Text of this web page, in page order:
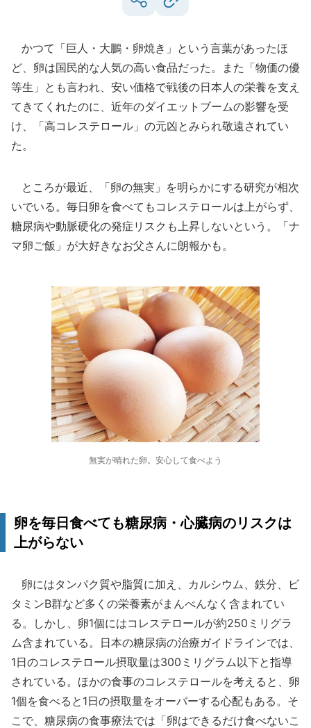
かつて「巨人・大鵬・卵焼き」という言葉があったほ
ど、卵は国民的な人気の高い食品だった。また「物価の優
等生」とも言われ、安い価格で戦後の日本人の栄養を支え
てきてくれたのに、近年のダイエットブームの影響を受
け、「高コレステロール」の元凶とみられ敬遠されてい
た。
ところが最近、「卵の無実」を明らかにする研究が相次
いでいる。毎日卵を食べてもコレステロールは上がらず、
糖尿病や動脈硬化の発症リスクも上昇しないという。「ナ
マ卵ご飯」が大好きなお父さんに朗報かも。
無実が晴れた卵。安心して食べよう
卵を毎日食べても糖尿病・心臓病のリスクは
上がらない
卵にはタンパク質や脂質に加え、カルシウム、鉄分、ビ
タミンB群など多くの栄養素がまんべんなく含まれてい
る。しかし、卵1個にはコレステロールが約250ミリグラ
ム含まれている。日本の糖尿病の治療ガイドラインでは、
1日のコレステロール摂取量は300ミリグラム以下と指導
されている。ほかの食事のコレステロールを考えると、卵
1個を食べると1日の摂取量をオーバーする心配もある。そ
こで、糖尿病の食事療法では「卵はできるだけ食べないこ